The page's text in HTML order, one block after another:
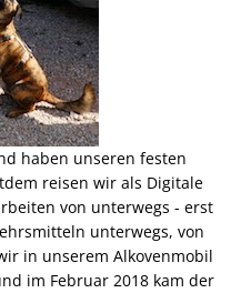
haben unseren festen
reisen wir als Digitale
von unterwegs - erst
unterwegs, von
in unserem Alkovenmobil
im Februar 2018 kam der